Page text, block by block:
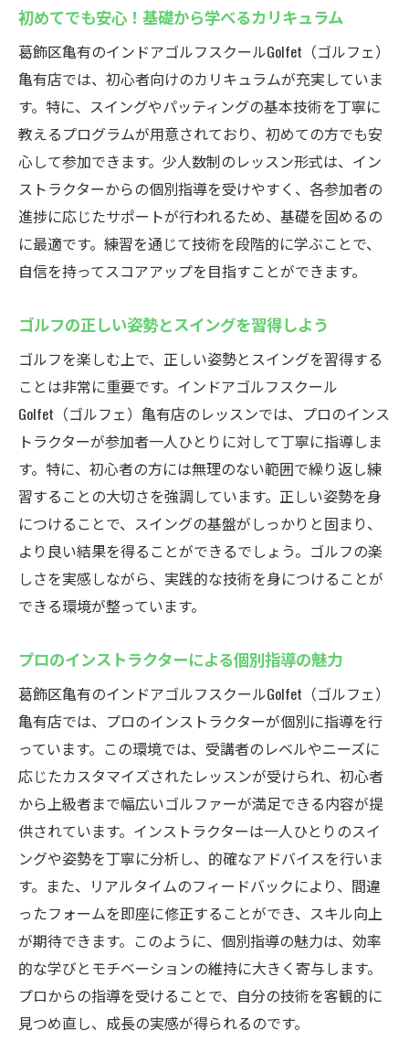
ゴルフの基礎を身につけるための続けやす
い環境
葛飾区亀有のインドアゴルフスクールGolfetでス
コアアップを目指す方法
スコアアップのための効果的な練習法
インドアゴルフでゲーム感覚のトレーニン
グ
プロに学ぶ！スコア改善のためのポイント
自分に合ったクラブ選びでスコアアップ
持
目標設定がスコアアップへの鍵
手ぶらで通える葛飾区亀有のインドアゴルフス
クールおすすめポイント
手ぶらでOK！充実のレンタルサービス
初心者にも優しいシンプルな手続き
仕事帰りでも通いやすい時間帯と立地
手ぶらで通えるから続けやすい！
必要な道具が揃う安心の設備
忙しい日常にフィットするスケジュール
有で効率的に練習
駅から徒歩ですぐ！通いやすさが魅力
忙しいビジネスマンにも最適なアクセス
短時間でも充実の練習メニュー
通いやすい立地で練習の習慣化を
時間を有効活用できる効率的なレッスン
駅近ならではの便利なレッスン環境
葛飾区亀有のインドアゴルフスクールGolfetで新
たなゴルフ仲間と出会う
交流イベントで新たなゴルフ仲間を作ろう
趣味を通じた交流で生活が豊かに
共通の趣味を持つ仲間と技術を高め合う
コミュニティ活動がもたらすメリット
初めてでも安心！基礎から学べるカリキュラム
葛飾区亀有のインドアゴルフスクールGolfet（ゴルフェ）
亀有店では、初心者向けのカリキュラムが充実していま
す。特に、スイングやパッティングの基本技術を丁寧に
教えるプログラムが用意されており、初めての方でも安
心して参加できます。少人数制のレッスン形式は、イン
ストラクターからの個別指導を受けやすく、各参加者の
進捗に応じたサポートが行われるため、基礎を固めるの
に最適です。練習を通じて技術を段階的に学ぶことで、
自信を持ってスコアアップを目指すことができます。
ゴルフの正しい姿勢とスイングを習得しよう
ゴルフを楽しむ上で、正しい姿勢とスイングを習得する
ことは非常に重要です。インドアゴルフスクール
Golfet（ゴルフェ）亀有店のレッスンでは、プロのインス
トラクターが参加者一人ひとりに対して丁寧に指導しま
す。特に、初心者の方には無理のない範囲で繰り返し練
習することの大切さを強調しています。正しい姿勢を身
につけることで、スイングの基盤がしっかりと固まり、
より良い結果を得ることができるでしょう。ゴルフの楽
しさを実感しながら、実践的な技術を身につけることが
できる環境が整っています。
プロのインストラクターによる個別指導の魅力
葛飾区亀有のインドアゴルフスクールGolfet（ゴルフェ）
亀有店では、プロのインストラクターが個別に指導を行
っています。この環境では、受講者のレベルやニーズに
応じたカスタマイズされたレッスンが受けられ、初心者
から上級者まで幅広いゴルファーが満足できる内容が提
供されています。インストラクターは一人ひとりのスイ
ングや姿勢を丁寧に分析し、的確なアドバイスを行いま
す。また、リアルタイムのフィードバックにより、間違
ったフォームを即座に修正することができ、スキル向上
が期待できます。このように、個別指導の魅力は、効率
的な学びとモチベーションの維持に大きく寄与します。
プロからの指導を受けることで、自分の技術を客観的に
見つめ直し、成長の実感が得られるのです。